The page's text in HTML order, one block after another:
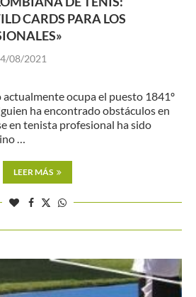
CARDS PARA LOS
08/2021
ocupa el puesto 1841º
ha encontrado obstáculos en
en tenista profesional ha sido
…
LEER MÁS